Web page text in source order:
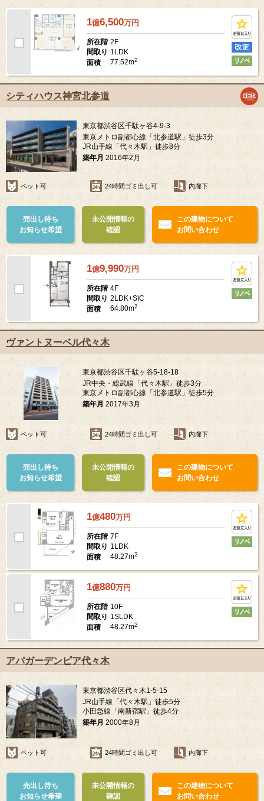
1億6,500万円
所在階 2F
間取り 1LDK
面積
77.52m2
シティハウス神宮北参道
東京都渋谷区千駄ヶ谷4-9-3
東京メトロ副都心線「北参道駅」徒歩3分
JR山手線「代々木駅」徒歩8分
築年月 2016年2月
ペット可 24時間ゴミ出し可 内廊下
売出し待ち
お知らせ希望
未公開情報の
確認
この建物について
お問い合わせ
1億9,990万円
所在階 4F
間取り 2LDK+SIC
面積
64.80m2
ヴァントヌーベル代々木
東京都渋谷区千駄ヶ谷5-18-18
JR中央・総武線「代々木駅」徒歩3分
東京メトロ副都心線「北参道駅」徒歩5分
築年月 2017年3月
ペット可 24時間ゴミ出し可 内廊下
売出し待ち
お知らせ希望
未公開情報の
確認
この建物について
お問い合わせ
1億480万円
所在階 7F
間取り 1LDK
面積
48.27m2
1億880万円
所在階 10F
間取り 1SLDK
面積
48.27m2
アパガーデンピア代々木
東京都渋谷区代々木1-5-15
JR山手線「代々木駅」徒歩5分
小田急線「南新宿駅」徒歩4分
築年月 2000年8月
ペット可 24時間ゴミ出し可 内廊下
売出し待ち
お知らせ希望
未公開情報の
確認
この建物について
お問い合わせ